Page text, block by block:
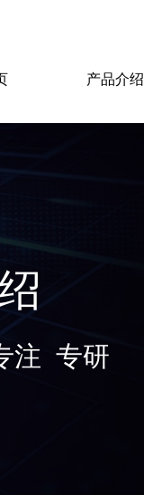
产品介绍
注 专研